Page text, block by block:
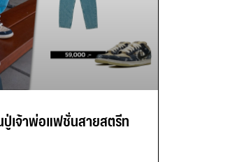
เจ้าพ่อแฟชั่นสายสตรีท